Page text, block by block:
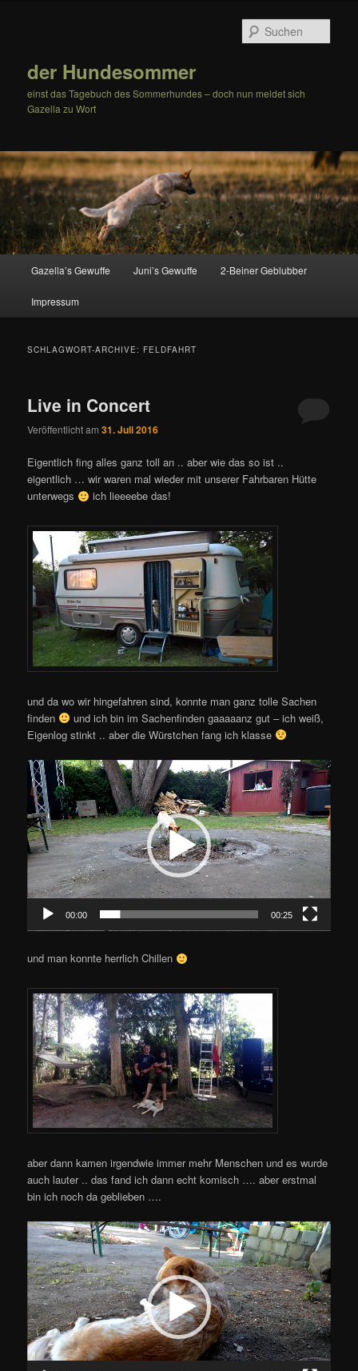
der Hundesommer
einst das Tagebuch des Sommerhundes – doch nun meldet sich
Gazella zu Wort
Gazella’s Gewuffe Juni’s Gewuffe 2-Beiner Geblubber
Impressum
SCHLAGWORT-ARCHIVE: FELDFAHRT
Live in Concert
Veröffentlicht am31. Juli 2016
Eigentlich fing alles ganz toll an .. aber wie das so ist ..
eigentlich … wir waren mal wieder mit unserer Fahrbaren Hütte
unterwegs
ich lieeeebe das!
und da wo wir hingefahren sind, konnte man ganz tolle Sachen
finden
und ich bin im Sachenfinden gaaaaanz gut – ich weiß,
Eigenlog stinkt .. aber die Würstchen fang ich klasse
Video-
Player
00:00 00:25
und man konnte herrlich Chillen
aber dann kamen irgendwie immer mehr Menschen und es wurde
auch lauter .. das fand ich dann echt komisch …. aber erstmal
bin ich noch da geblieben ….
Video-
Player